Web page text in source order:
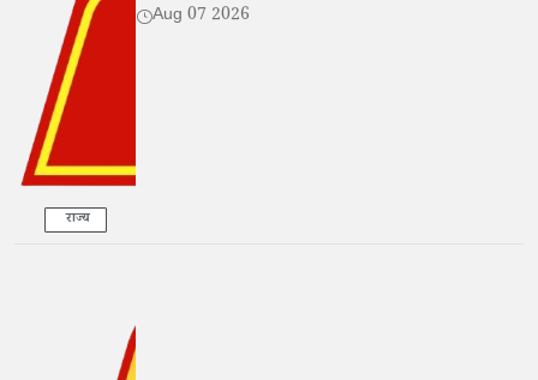
राज्य
Aug 07 2026